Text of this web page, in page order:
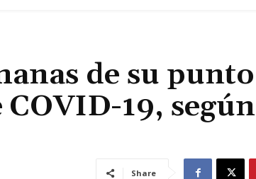
de su punto
19, según
Share